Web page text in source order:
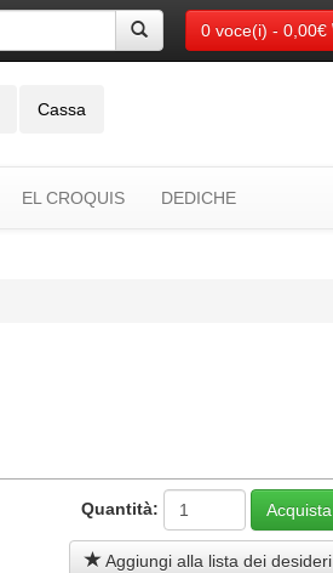
0 voce(i) - 0,00€
Cassa
EL CROQUIS DEDICHE
Quantità:
Aggiungi alla lista dei desideri